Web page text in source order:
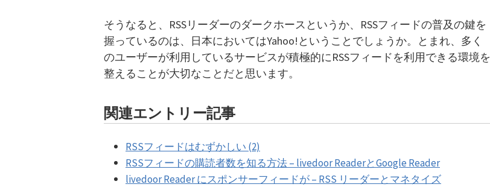
そうなると、RSSリーダーのダークホースというか、RSSフィードの普及の鍵を
握っているのは、日本においてはYahoo!ということでしょうか。とまれ、多く
のユーザーが利用しているサービスが積極的にRSSフィードを利用できる環境を
整えることが大切なことだと思います。
関連エントリー記事
RSSフィードはむずかしい (2)
RSSフィードの購読者数を知る方法 – livedoor ReaderとGoogle Reader
livedoor Reader にスポンサーフィードが – RSS リーダーとマネタイズ